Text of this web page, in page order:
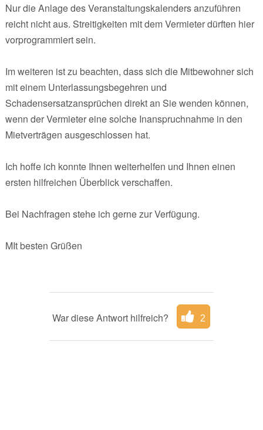
Nur die Anlage des Veranstaltungskalenders anzuführen
reicht nicht aus. Streitigkeiten mit dem Vermieter dürften hier
vorprogrammiert sein.
Im weiteren ist zu beachten, dass sich die Mitbewohner sich
mit einem Unterlassungsbegehren und
Schadensersatzansprüchen direkt an Sie wenden können,
wenn der Vermieter eine solche Inanspruchnahme in den
Mietverträgen ausgeschlossen hat.
Ich hoffe ich konnte Ihnen weiterhelfen und Ihnen einen
ersten hilfreichen Überblick verschaffen.
Bei Nachfragen stehe ich gerne zur Verfügung.
MIt besten Grüßen
War diese Antwort hilfreich? 2